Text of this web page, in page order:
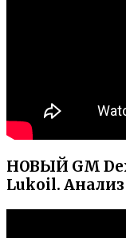
НОВЫЙ GM
Lukoil. Анализ